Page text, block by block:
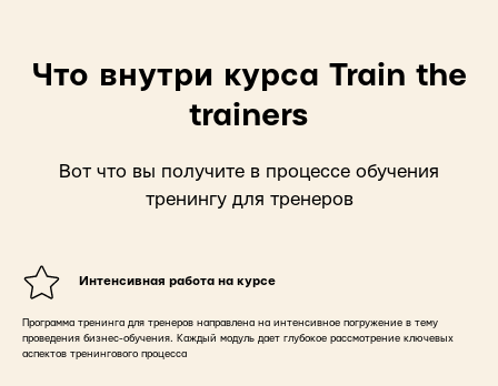
Что внутри курса Train the
trainers
Вот что вы получите в процессе обучения
тренингу для тренеров
Интенсивная работа на курсе
Программа тренинга для тренеров направлена на интенсивное погружение в тему
проведения бизнес-обучения. Каждый модуль дает глубокое рассмотрение ключевых
аспектов тренингового процесса